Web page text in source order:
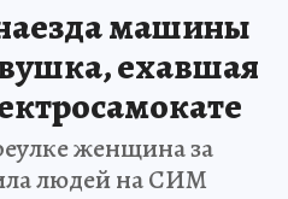
машины
ехавшая
женщина за
людей на СИМ